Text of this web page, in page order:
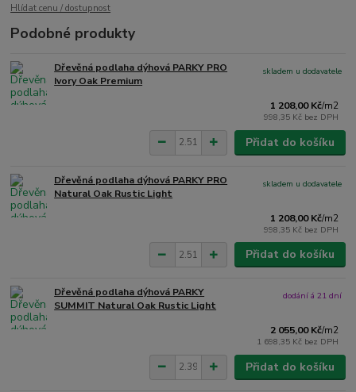
Hlídat cenu / dostupnost
Podobné produkty
Dřevěná podlaha dýhová PARKY PRO
Ivory Oak Premium
1 208,00 Kč/m2
998,35 Kč bez DPH
skladem u dodavatele
Přidat do košíku
Dřevěná podlaha dýhová PARKY PRO
Natural Oak Rustic Light
1 208,00 Kč/m2
998,35 Kč bez DPH
skladem u dodavatele
Přidat do košíku
Dřevěná podlaha dýhová PARKY
SUMMIT Natural Oak Rustic Light
2 055,00 Kč/m2
1 698,35 Kč bez DPH
dodání á 21 dní
Přidat do košíku